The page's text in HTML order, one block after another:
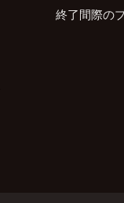
終了間際の